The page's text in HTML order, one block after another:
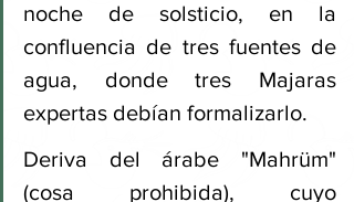
noche de solsticio, en la
confluencia de tres fuentes de
agua, donde tres Majaras
expertas debían formalizarlo.
Deriva del árabe "Mahrüm"
(cosa prohibida), cuyo